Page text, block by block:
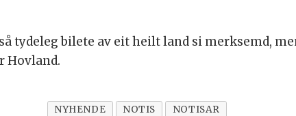
tydeleg bilete av eit heilt land si merksemd,
Hovland.
NYHENDE NOTIS NOTISAR